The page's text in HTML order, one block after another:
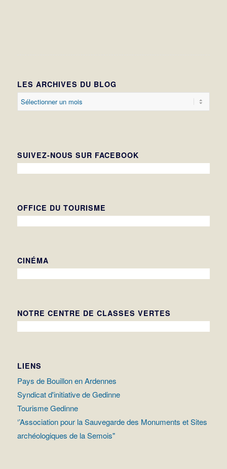
LES ARCHIVES DU BLOG
SUIVEZ-NOUS SUR FACEBOOK
OFFICE DU TOURISME
CINÉMA
NOTRE CENTRE DE CLASSES VERTES
LIENS
Pays de Bouillon en Ardennes
Syndicat d'initiative de Gedinne
Tourisme Gedinne
‘’Association pour la Sauvegarde des Monuments et Sites
archéologiques de la Semois"